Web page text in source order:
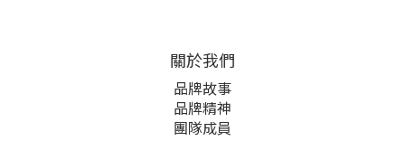
關於我們
品牌故事
品牌精神
團隊成員